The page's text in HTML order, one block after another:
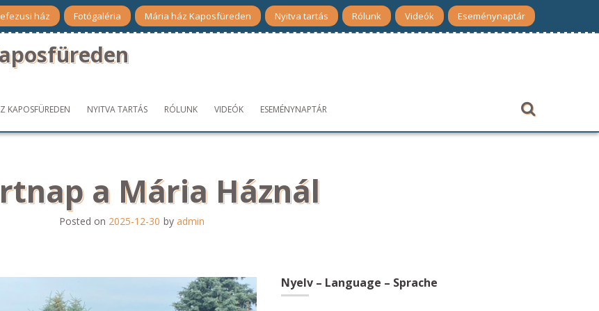
ház Fotógaléria Mária ház Kaposfüreden Nyitva tartás Rólunk Videók Eseménynaptár
KAPOSFÜREDEN NYITVA TARTÁS RÓLUNK VIDEÓK ESEMÉNYNAPTÁR
a Mária Háznál
Posted on 2025-12-30 by admin
Nyelv – Language – Sprache